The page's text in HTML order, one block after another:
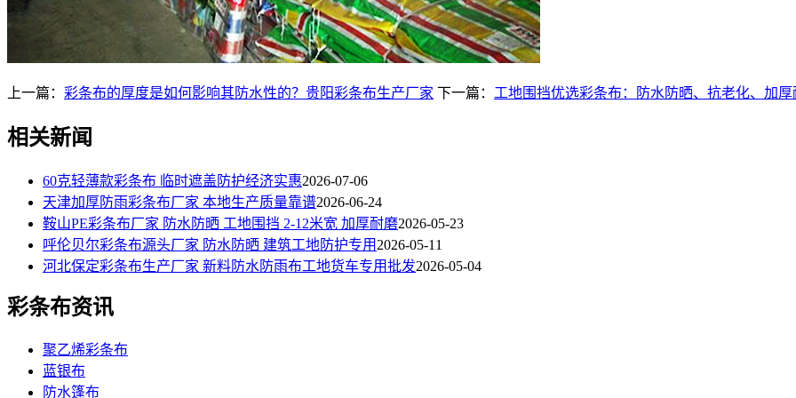
上一篇： 彩条布的厚度是如何影响其防水性的？贵阳彩条布生产厂家 下一篇： 工地围挡优选彩条布：防水防晒、抗老化、加
相关新闻
60克轻薄款彩条布 临时遮盖防护经济实惠2026-07-06
天津加厚防雨彩条布厂家 本地生产质量靠谱2026-06-24
鞍山PE彩条布厂家 防水防晒 工地围挡 2-12米宽 加厚耐磨2026-05-23
呼伦贝尔彩条布源头厂家 防水防晒 建筑工地防护专用 2026-05-11
河北保定彩条布生产厂家 新料防水防雨布工地货车专用批发2026-05-04
彩条布资讯
聚乙烯彩条布
蓝银布
防水篷布